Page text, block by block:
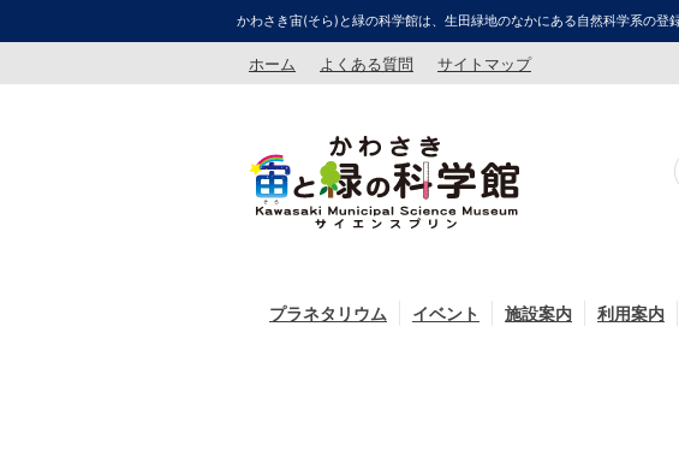
かわさき宙(そら)と緑の科学館は、生田緑地のなかにある自然科学系の登
ホーム よくある質問 サイトマップ
プラネタリウム イベント 施設案内 利用案内